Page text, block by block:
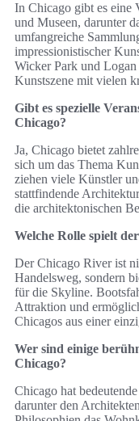
In Chicago gibt es eine
und Museen, darunter
umfangreiche
impressionistischer
Wicker Park und Logan
Kunstszene mit vielen
Gibt es spezielle
Chicago?
Ja, Chicago bietet
sich um das Thema
ziehen viele Künstler
stattfindende
die architektonischen
Welche Rolle spielt
Der Chicago River ist
Handelsweg, sondern
für die Skyline.
Attraktion und
Chicagos aus einer
Wer sind einige
Chicago?
Chicago hat
darunter den